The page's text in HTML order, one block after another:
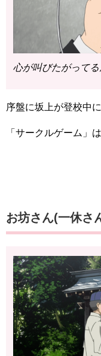
心が叫びたがってる
序盤に坂上が登校中
「サークルゲーム」
お坊さん(一休さ